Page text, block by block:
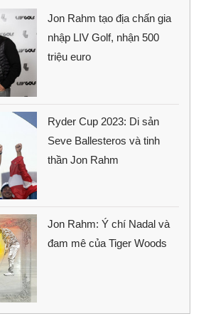
Jon Rahm tạo địa chấn gia
nhập LIV Golf, nhận 500
triệu euro
Ryder Cup 2023: Di sản
Seve Ballesteros và tinh
thần Jon Rahm
Jon Rahm: Ý chí Nadal và
đam mê của Tiger Woods